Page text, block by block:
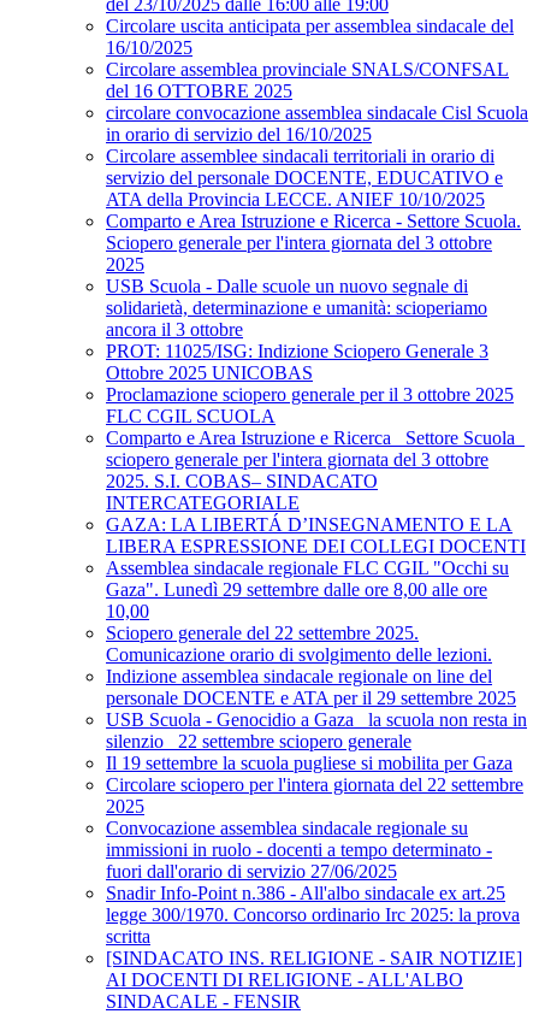
del 23/10/2025 dalle 16:00 alle 19:00
Circolare uscita anticipata per assemblea sindacale del
16/10/2025
Circolare assemblea provinciale SNALS/CONFSAL
del 16 OTTOBRE 2025
circolare convocazione assemblea sindacale Cisl Scuola
in orario di servizio del 16/10/2025
Circolare assemblee sindacali territoriali in orario di
servizio del personale DOCENTE, EDUCATIVO e
ATA della Provincia LECCE. ANIEF 10/10/2025
Comparto e Area Istruzione e Ricerca - Settore Scuola.
Sciopero generale per l'intera giornata del 3 ottobre
2025
USB Scuola - Dalle scuole un nuovo segnale di
solidarietà, determinazione e umanità: scioperiamo
ancora il 3 ottobre
PROT: 11025/ISG: Indizione Sciopero Generale 3
Ottobre 2025 UNICOBAS
Proclamazione sciopero generale per il 3 ottobre 2025
FLC CGIL SCUOLA
Comparto e Area Istruzione e Ricerca_ Settore Scuola_
sciopero generale per l'intera giornata del 3 ottobre
2025. S.I. COBAS– SINDACATO
INTERCATEGORIALE
GAZA: LA LIBERTÁ D’INSEGNAMENTO E LA
LIBERA ESPRESSIONE DEI COLLEGI DOCENTI
Assemblea sindacale regionale FLC CGIL "Occhi su
Gaza". Lunedì 29 settembre dalle ore 8,00 alle ore
10,00
Sciopero generale del 22 settembre 2025.
Comunicazione orario di svolgimento delle lezioni.
Indizione assemblea sindacale regionale on line del
personale DOCENTE e ATA per il 29 settembre 2025
USB Scuola - Genocidio a Gaza_ la scuola non resta in
silenzio_ 22 settembre sciopero generale
Il 19 settembre la scuola pugliese si mobilita per Gaza
Circolare sciopero per l'intera giornata del 22 settembre
2025
Convocazione assemblea sindacale regionale su
immissioni in ruolo - docenti a tempo determinato -
fuori dall'orario di servizio 27/06/2025
Snadir Info-Point n.386 - All'albo sindacale ex art.25
legge 300/1970. Concorso ordinario Irc 2025: la prova
scritta
[SINDACATO INS. RELIGIONE - SAIR NOTIZIE]
AI DOCENTI DI RELIGIONE - ALL'ALBO
SINDACALE - FENSIR